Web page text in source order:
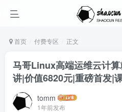
首页 付费专区 正文
马哥Linux高端运维云计
讲|价值6820元|重磅首发|
tomm
1年前发布